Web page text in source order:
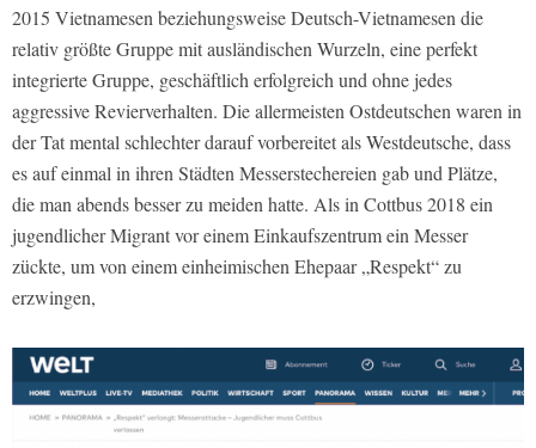
2015 Vietnamesen beziehungsweise Deutsch-Vietnamesen die
relativ größte Gruppe mit ausländischen Wurzeln, eine perfekt
integrierte Gruppe, geschäftlich erfolgreich und ohne jedes
aggressive Revierverhalten. Die allermeisten Ostdeutschen waren in
der Tat mental schlechter darauf vorbereitet als Westdeutsche, dass
es auf einmal in ihren Städten Messerstechereien gab und Plätze,
die man abends besser zu meiden hatte. Als in Cottbus 2018 ein
jugendlicher Migrant vor einem Einkaufszentrum ein Messer
zückte, um von einem einheimischen Ehepaar „Respekt“ zu
erzwingen,